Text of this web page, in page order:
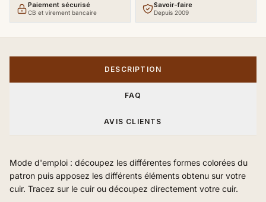
Paiement sécurisé
CB et virement bancaire
Savoir-faire
Depuis 2009
DESCRIPTION
FAQ
AVIS CLIENTS
Mode d'emploi : découpez les différentes formes colorées du
patron puis apposez les différents éléments obtenu sur votre
cuir. Tracez sur le cuir ou découpez directement votre cuir.